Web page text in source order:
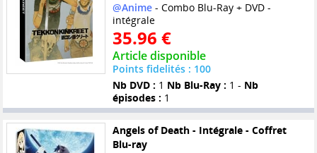
@Anime- Combo Blu-Ray + DVD -
intégrale
35.96 €
Article disponible
Points fidelités : 100
Nb DVD : 1 Nb Blu-Ray : 1 - Nb
épisodes : 1
Angels of Death - Intégrale - Coffret
Blu-ray